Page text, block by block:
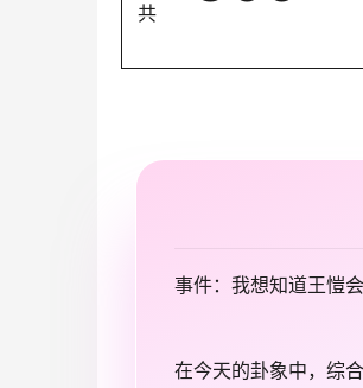
共
事件：我想知道王愷
在今天的卦象中，综